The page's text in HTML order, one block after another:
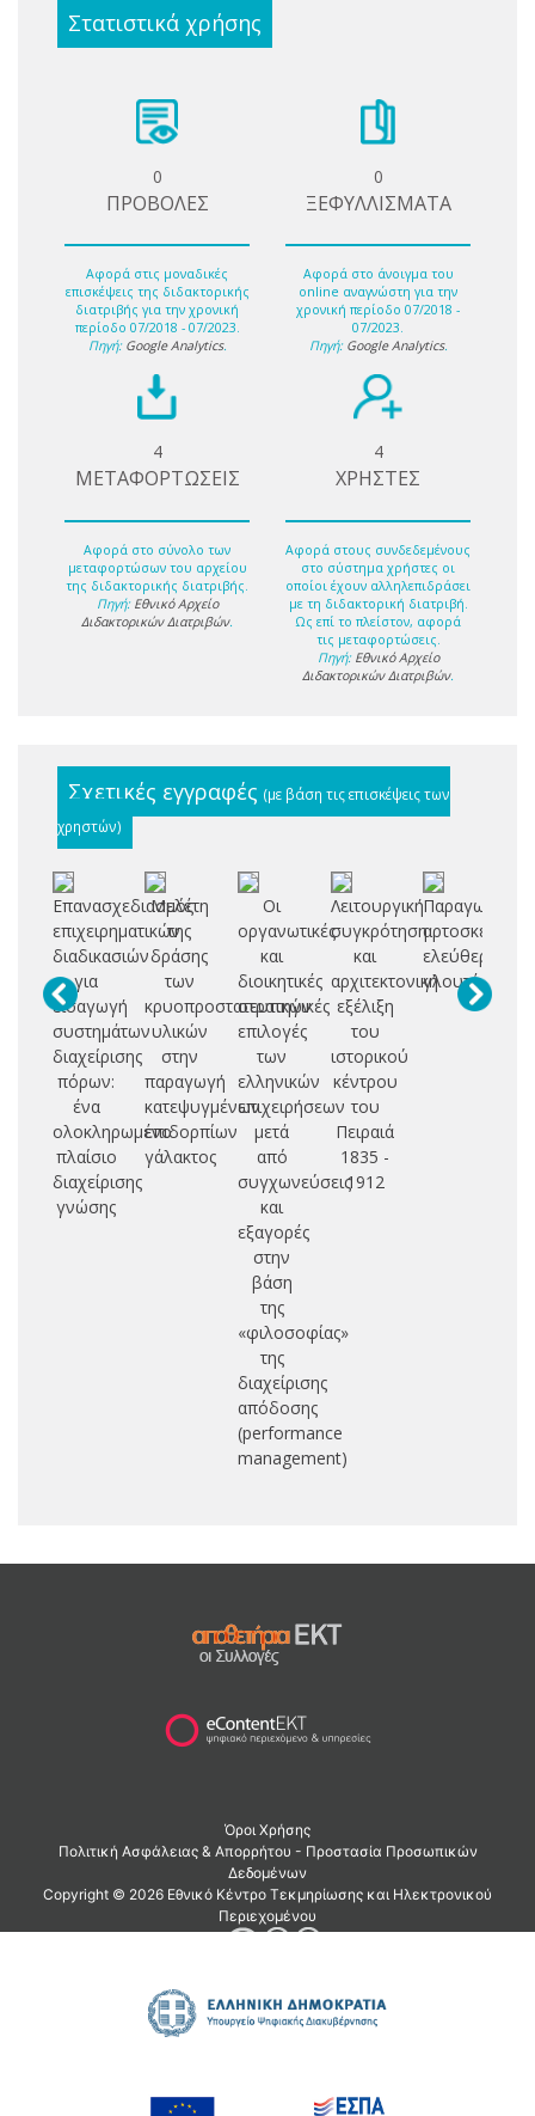
Στατιστικά χρήσης
0
ΠΡΟΒΟΛΕΣ
Αφορά στις μοναδικές
επισκέψεις της διδακτορικής
διατριβής για την χρονική
περίοδο 07/2018 - 07/2023.
Πηγή: Google Analytics.
0
ΞΕΦΥΛΛΙΣΜΑΤΑ
Αφορά στο άνοιγμα του
online αναγνώστη για την
χρονική περίοδο 07/2018 -
07/2023.
Πηγή: Google Analytics.
4
ΜΕΤΑΦΟΡΤΩΣΕΙΣ
Αφορά στο σύνολο των
μεταφορτώσων του αρχείου
της διδακτορικής διατριβής.
Πηγή: Εθνικό Αρχείο
Διδακτορικών Διατριβών.
4
ΧΡΗΣΤΕΣ
Αφορά στους συνδεδεμένους
στο σύστημα χρήστες οι
οποίοι έχουν αλληλεπιδράσει
με τη διδακτορική διατριβή.
Ως επί το πλείστον, αφορά
τις μεταφορτώσεις.
Πηγή: Εθνικό Αρχείο
Διδακτορικών Διατριβών.
Σχετικές εγγραφές (με βάση τις επισκέψεις των
χρηστών)
Επανασχεδιασμός
επιχειρηματικών
διαδικασιών
για
εισαγωγή
συστημάτων
διαχείρισης
πόρων:
ένα
ολοκληρωμένο
πλαίσιο
διαχείρισης
γνώσης
Μελέτη
της
δράσης
των
κρυοπροστατευτικών
υλικών
στην
παραγωγή
κατεψυγμένων
επιδορπίων
γάλακτος
Οι
οργανωτικές
και
διοικητικές
στρατηγικές
επιλογές
των
ελληνικών
επιχειρήσεων
μετά
από
συγχωνεύσεις
και
εξαγορές
στην
βάση
της
«φιλοσοφίας»
της
διαχείρισης
απόδοσης
(performance
management)
Λειτουργική
συγκρότηση
και
αρχιτεκτονική
εξέλιξη
του
ιστορικού
κέντρου
του
Πειραιά
1835 -
1912
Παραγωγή
ελεύθερων
γλουτένης